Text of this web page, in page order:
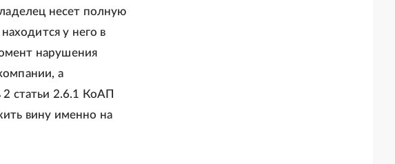
несет полную
у него в
нарушения
а
статьи 2.6.1 КоАП
вину именно на